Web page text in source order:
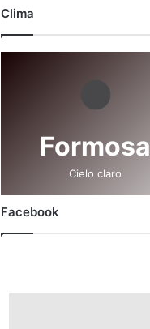
Clima
Formosa
Cielo claro
Facebook